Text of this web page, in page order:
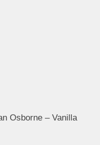
Osborne – Vanilla